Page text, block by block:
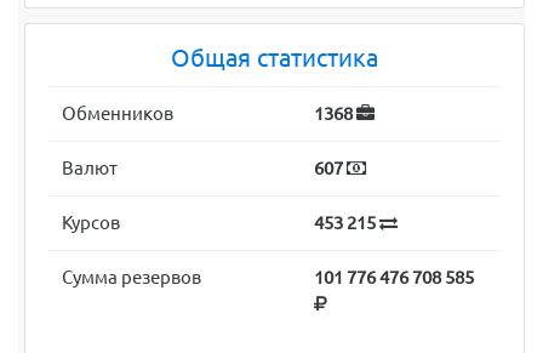
Общая статистика
Обменников 1368
Валют 607
Курсов 453 215
Сумма резервов 101 776 476 708 585